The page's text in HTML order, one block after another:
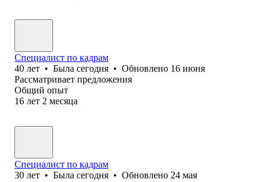
Специалист по кадрам
40 лет • Была сегодня • Обновлено 16 июня
Рассматривает предложения
Общий опыт
16 лет 2 месяца
Специалист по кадрам
30 лет • Была сегодня • Обновлено 24 мая